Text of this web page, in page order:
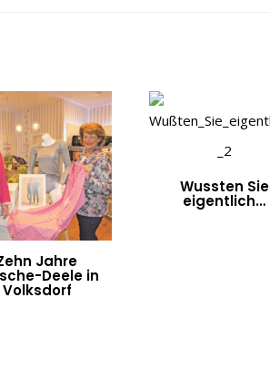
Jahre
Deele in
Volksdorf
Wussten Sie
eigentlich…